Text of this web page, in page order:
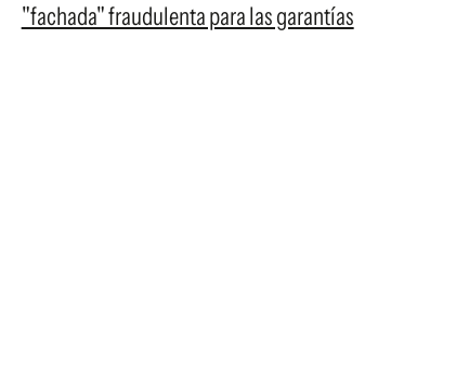
"fachada" fraudulenta para las garantías